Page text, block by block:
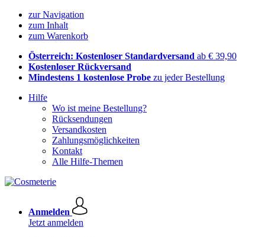
zur Navigation
zum Inhalt
zum Warenkorb
Österreich: Kostenloser Standardversand ab € 39,90
Kostenloser Rückversand
Mindestens 1 kostenlose Probe zu jeder Bestellung
Hilfe
Wo ist meine Bestellung?
Rücksendungen
Versandkosten
Zahlungsmöglichkeiten
Kontakt
Alle Hilfe-Themen
Anmelden
Jetzt anmelden